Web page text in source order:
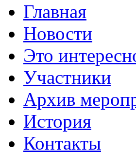
Главная
Новости
Это
Участники
Архив
История
Контакты